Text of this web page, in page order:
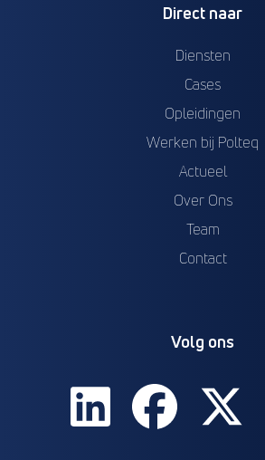
Direct naar
Diensten
Cases
Opleidingen
Werken bij Polteq
Actueel
Over Ons
Team
Contact
Volg ons